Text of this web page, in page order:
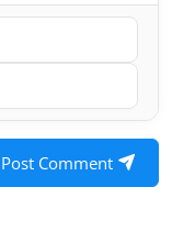
Post Comment